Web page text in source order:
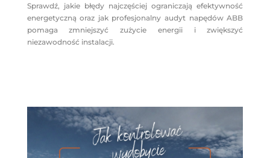
Sprawdź, jakie błędy najczęściej ograniczają efektywność
energetyczną oraz jak profesjonalny audyt napędów ABB
pomaga zmniejszyć zużycie energii i zwiększyć
niezawodność instalacji.